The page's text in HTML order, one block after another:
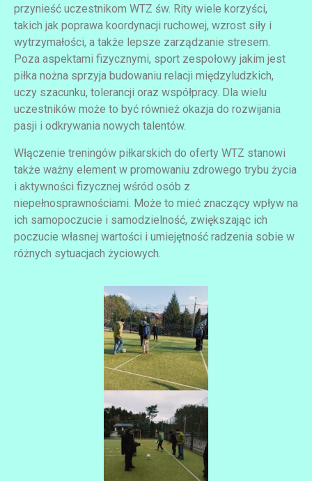
przynieść uczestnikom WTZ św. Rity wiele korzyści,
takich jak poprawa koordynacji ruchowej, wzrost siły i
wytrzymałości, a także lepsze zarządzanie stresem.
Poza aspektami fizycznymi, sport zespołowy jakim jest
piłka nożna sprzyja budowaniu relacji międzyludzkich,
uczy szacunku, tolerancji oraz współpracy. Dla wielu
uczestników może to być również okazja do rozwijania
pasji i odkrywania nowych talentów.
Włączenie treningów piłkarskich do oferty WTZ stanowi
także ważny element w promowaniu zdrowego trybu życia
i aktywności fizycznej wśród osób z
niepełnosprawnościami. Może to mieć znaczący wpływ na
ich samopoczucie i samodzielność, zwiększając ich
poczucie własnej wartości i umiejętność radzenia sobie w
różnych sytuacjach życiowych.